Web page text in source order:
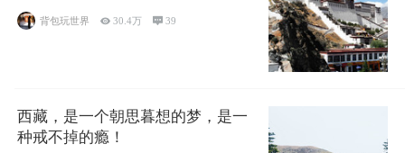
背包玩世界  30.4万  39
西藏，是一个朝思暮想的梦，是一
种戒不掉的瘾！